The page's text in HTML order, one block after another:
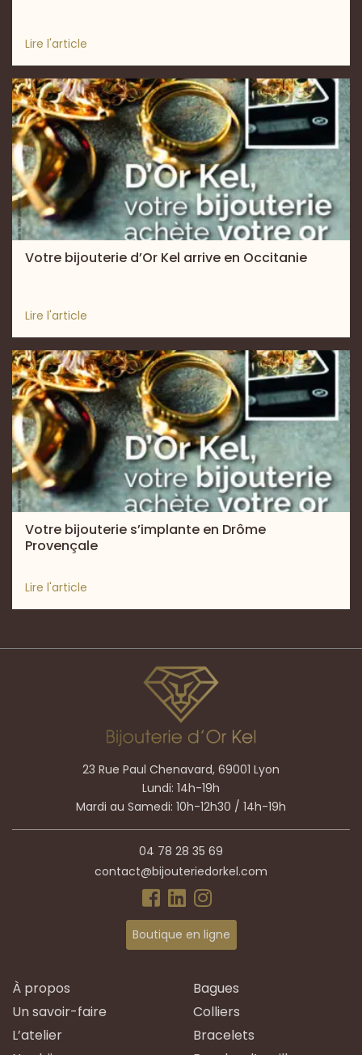
Lire l'article
Votre bijouterie d’Or Kel arrive en Occitanie
Lire l'article
Votre bijouterie s’implante en Drôme
Provençale
Lire l'article
23 Rue Paul Chenavard, 69001 Lyon
Lundi: 14h-19h
Mardi au Samedi: 10h-12h30 / 14h-19h
04 78 28 35 69
contact@bijouteriedorkel.com
Boutique en ligne
À propos
Un savoir-faire
L’atelier
Bagues
Colliers
Bracelets